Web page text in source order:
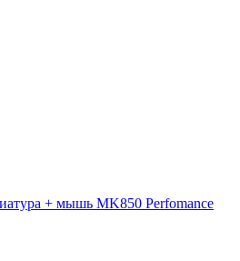
+ мышь MK850 Perfomance